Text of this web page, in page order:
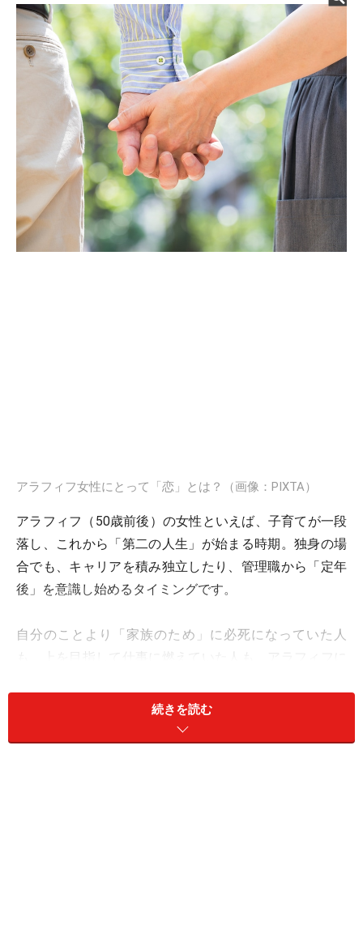
アラフィフ女性にとって「恋」とは？（画像：PIXTA）
アラフィフ（50歳前後）の女性といえば、子育てが一段
落し、これから「第二の人生」が始まる時期。独身の場
合でも、キャリアを積み独立したり、管理職から「定年
後」を意識し始めるタイミングです。
自分のことより「家族のため」に必死になっていた人
も、上を目指して仕事に燃えていた人も、アラフィフに
いう人生の曲がり角、ふと「このまま枯れていくのか」
不安に感じている女性は多いのではないでしょうか。
続きを読む